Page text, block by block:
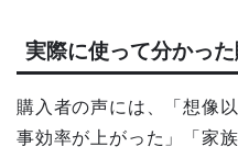
実際に使って分かっ
購入者の声には、「想像
事効率が上がった」「家